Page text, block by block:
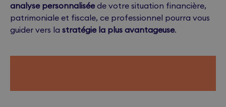
analyse personnaliséede votre situation financière,
patrimoniale et fiscale, ce professionnel pourra vous
guider vers la stratégie la plus avantageuse.